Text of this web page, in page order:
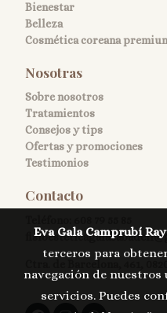
Bienestar
Belleza
Cosmética coreana
Nosotras
Sobre nosotros
Tratamientos
Consejos y tips
Ofertas y promociones
Testimonios
Contacto
Eva Gala Camprubí
terceros para
navegación de
servicios. Puedes